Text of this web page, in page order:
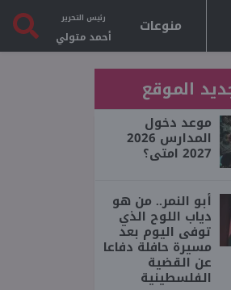
منوعات رئيس التحرير
أحمد متولي
الموقع
موعد دخول
المدارس 2026
2027 امتى؟
أبو النمر.. من هو
دياب اللوح الذي
توفى اليوم بعد
مسيرة حافلة دفاعا
عن القضية
الفلسطينية